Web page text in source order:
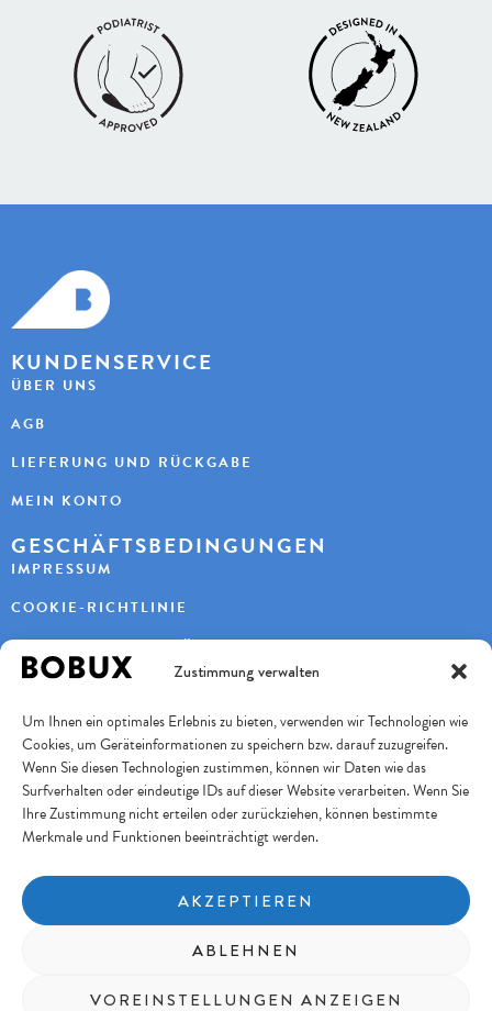
Zustimmung verwalten
Um Ihnen ein optimales Erlebnis zu bieten, verwenden wir Technologien wie
Cookies, um Geräteinformationen zu speichern bzw. darauf zuzugreifen.
Wenn Sie diesen Technologien zustimmen, können wir Daten wie das
Surfverhalten oder eindeutige IDs auf dieser Website verarbeiten. Wenn Sie
Ihre Zustimmung nicht erteilen oder zurückziehen, können bestimmte
Merkmale und Funktionen beeinträchtigt werden.
AKZEPTIEREN
ABLEHNEN
VOREINSTELLUNGEN ANZEIGEN
KUNDENSERVICE
ÜBER UNS
AGB
LIEFERUNG UND RÜCKGABE
MEIN KONTO
GESCHÄFTSBEDINGUNGEN
IMPRESSUM
COOKIE-RICHTLINIE
DATENSCHUTZERKLÄRUNG
Copyright © 2026 KayBee AG
KAYBEE AG
TURBENWEG 9
3073 GÜMLIGEN
+41 31 951 11 10
INFO@BOBUXSCHWEIZ.CH
FOLGE UNS